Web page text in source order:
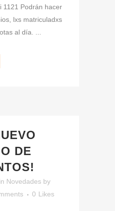
1121 Podrán hacer
lxs matriculadxs
al día. ...
DE
in Novedades by
0 Likes